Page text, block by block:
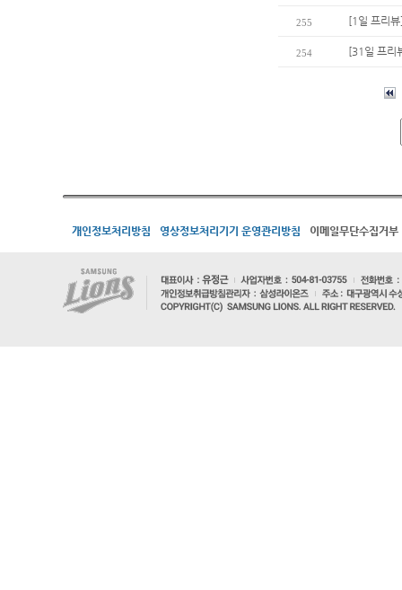
255 [1일 프리
254 [31일 프리
개인정보처리방침 영상정보처리기기 운영관리방침 이메일무단수집거부